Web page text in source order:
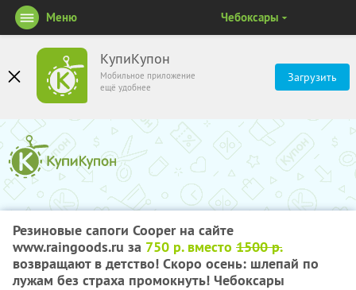
КупиКупон
Мобильное приложение
ещё удобнее
Загрузить
Меню Чебоксары
Резиновые сапоги Cooper на сайте
www.raingoods.ru за 750 р. вместо 1500 р.
возвращают в детство! Скоро осень: шлепай по
лужам без страха промокнуть! Чебоксары